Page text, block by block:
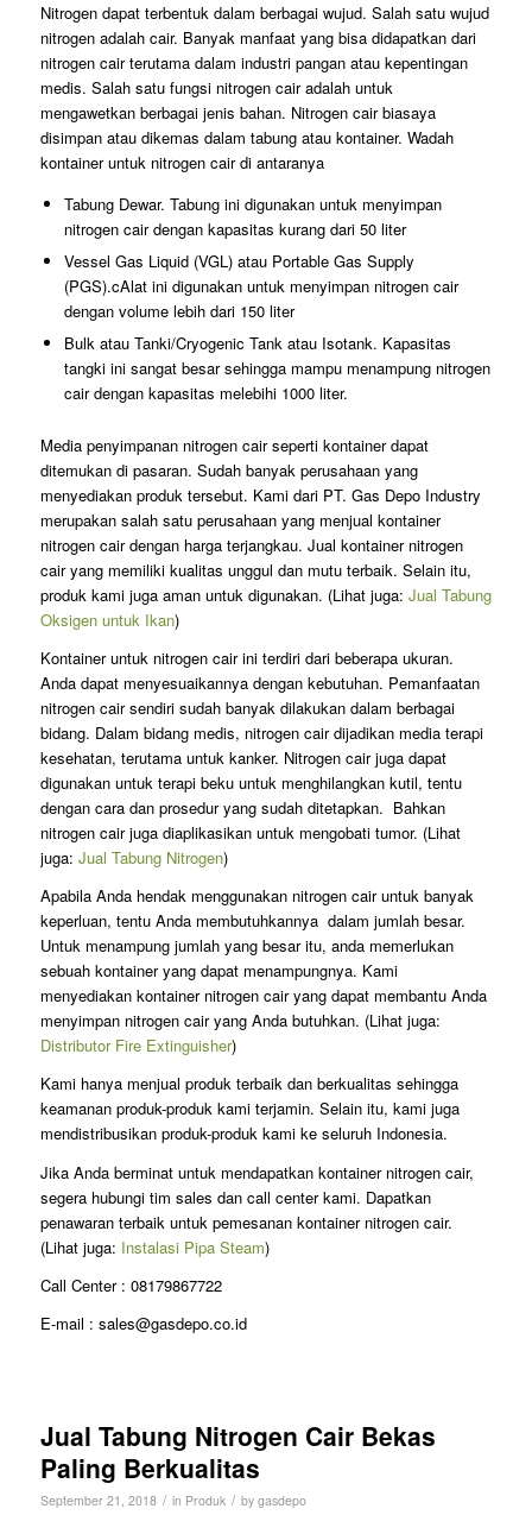
Nitrogen dapat terbentuk dalam berbagai wujud. Salah satu wujud
nitrogen adalah cair. Banyak manfaat yang bisa didapatkan dari
nitrogen cair terutama dalam industri pangan atau kepentingan
medis. Salah satu fungsi nitrogen cair adalah untuk
mengawetkan berbagai jenis bahan. Nitrogen cair biasaya
disimpan atau dikemas dalam tabung atau kontainer. Wadah
kontainer untuk nitrogen cair di antaranya
Tabung Dewar. Tabung ini digunakan untuk menyimpan
nitrogen cair dengan kapasitas kurang dari 50 liter
Vessel Gas Liquid (VGL) atau Portable Gas Supply
(PGS).cAlat ini digunakan untuk menyimpan nitrogen cair
dengan volume lebih dari 150 liter
Bulk atau Tanki/Cryogenic Tank atau Isotank. Kapasitas
tangki ini sangat besar sehingga mampu menampung nitrogen
cair dengan kapasitas melebihi 1000 liter.
Media penyimpanan nitrogen cair seperti kontainer dapat
ditemukan di pasaran. Sudah banyak perusahaan yang
menyediakan produk tersebut. Kami dari PT. Gas Depo Industry
merupakan salah satu perusahaan yang menjual kontainer
nitrogen cair dengan harga terjangkau. Jual kontainer nitrogen
cair yang memiliki kualitas unggul dan mutu terbaik. Selain itu,
produk kami juga aman untuk digunakan. (Lihat juga: Jual Tabung
Oksigen untuk Ikan)
Kontainer untuk nitrogen cair ini terdiri dari beberapa ukuran.
Anda dapat menyesuaikannya dengan kebutuhan. Pemanfaatan
nitrogen cair sendiri sudah banyak dilakukan dalam berbagai
bidang. Dalam bidang medis, nitrogen cair dijadikan media terapi
kesehatan, terutama untuk kanker. Nitrogen cair juga dapat
digunakan untuk terapi beku untuk menghilangkan kutil, tentu
dengan cara dan prosedur yang sudah ditetapkan. Bahkan
nitrogen cair juga diaplikasikan untuk mengobati tumor. (Lihat
juga: Jual Tabung Nitrogen)
Apabila Anda hendak menggunakan nitrogen cair untuk banyak
keperluan, tentu Anda membutuhkannya dalam jumlah besar.
Untuk menampung jumlah yang besar itu, anda memerlukan
sebuah kontainer yang dapat menampungnya. Kami
menyediakan kontainer nitrogen cair yang dapat membantu Anda
menyimpan nitrogen cair yang Anda butuhkan. (Lihat juga:
Distributor Fire Extinguisher)
Kami hanya menjual produk terbaik dan berkualitas sehingga
keamanan produk-produk kami terjamin. Selain itu, kami juga
mendistribusikan produk-produk kami ke seluruh Indonesia.
Jika Anda berminat untuk mendapatkan kontainer nitrogen cair,
segera hubungi tim sales dan call center kami. Dapatkan
penawaran terbaik untuk pemesanan kontainer nitrogen cair.
(Lihat juga: Instalasi Pipa Steam)
Call Center : 08179867722
E-mail : sales@gasdepo.co.id
Jual Tabung Nitrogen Cair Bekas
Paling Berkualitas
September 21, 2018 / in Produk / by gasdepo